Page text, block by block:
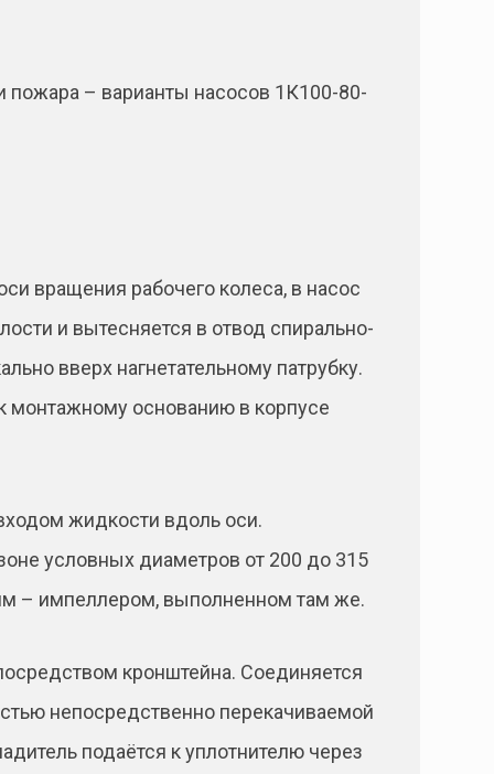
– варианты насосов 1К100-80-
вращения рабочего колеса, в насос
и вытесняется в отвод спирально-
вверх нагнетательному патрубку.
монтажному основанию в корпусе
жидкости вдоль оси.
условных диаметров от 200 до 315
– импеллером, выполненном там же.
кронштейна. Соединяется
непосредственно перекачиваемой
подаётся к уплотнителю через